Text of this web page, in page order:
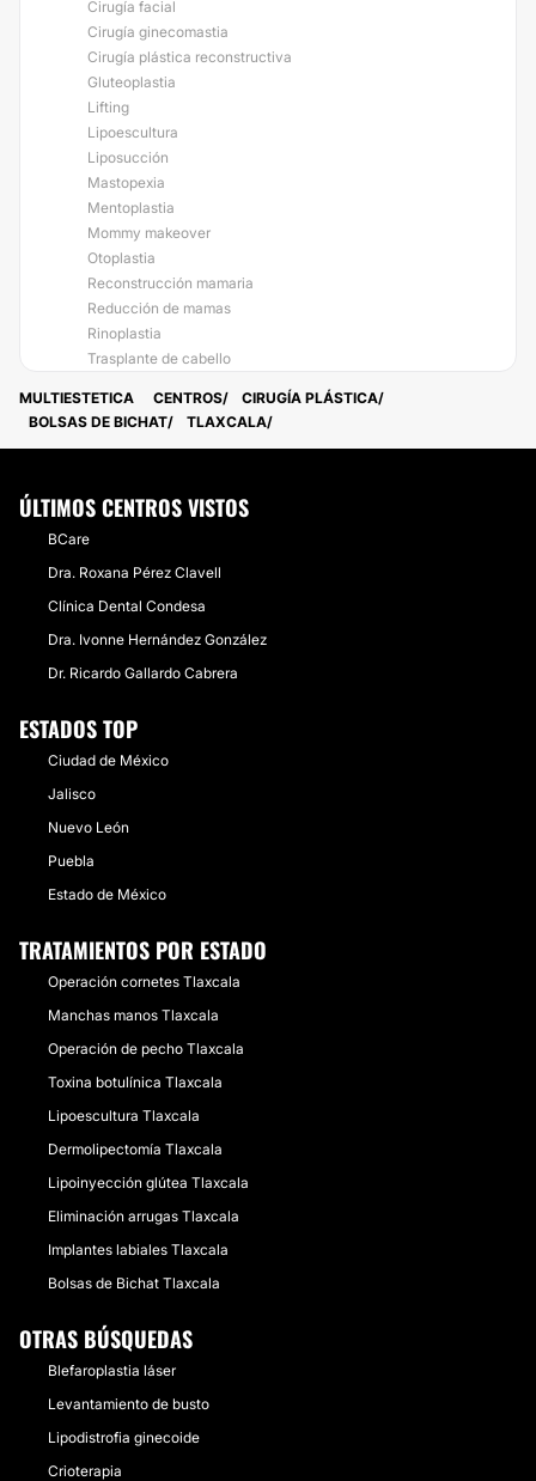
Cirugía facial
Cirugía ginecomastia
Cirugía plástica reconstructiva
Gluteoplastia
Lifting
Lipoescultura
Liposucción
Mastopexia
Mentoplastia
Mommy makeover
Otoplastia
Reconstrucción mamaria
Reducción de mamas
Rinoplastia
Trasplante de cabello
MULTIESTETICA CENTROS
CIRUGÍA PLÁSTICA
BOLSAS DE BICHAT
TLAXCALA
ÚLTIMOS CENTROS VISTOS
BCare
Dra. Roxana Pérez Clavell
Clínica Dental Condesa
Dra. Ivonne Hernández González
Dr. Ricardo Gallardo Cabrera
ESTADOS TOP
Ciudad de México
Jalisco
Nuevo León
Puebla
Estado de México
TRATAMIENTOS POR ESTADO
Operación cornetes Tlaxcala
Manchas manos Tlaxcala
Operación de pecho Tlaxcala
Toxina botulínica Tlaxcala
Lipoescultura Tlaxcala
Dermolipectomía Tlaxcala
Lipoinyección glútea Tlaxcala
Eliminación arrugas Tlaxcala
Implantes labiales Tlaxcala
Bolsas de Bichat Tlaxcala
OTRAS BÚSQUEDAS
Blefaroplastia láser
Levantamiento de busto
Lipodistrofia ginecoide
Crioterapia